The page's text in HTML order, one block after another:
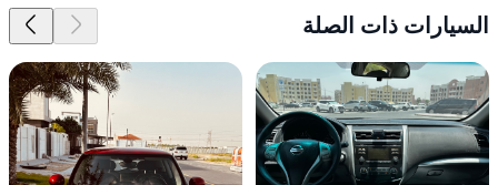
السيارات ذات الصلة